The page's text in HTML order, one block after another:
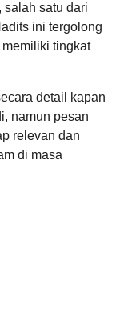
salah satu dari
ini tergolong
tingkat
detail kapan
namun pesan
relevan dan
di masa